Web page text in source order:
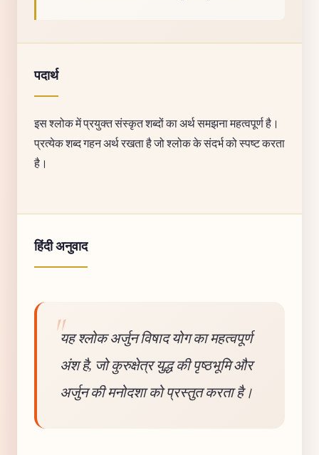
पदार्थ
इस श्लोक में प्रयुक्त संस्कृत शब्दों का अर्थ समझना महत्वपूर्ण है।
प्रत्येक शब्द गहन अर्थ रखता है जो श्लोक के संदर्भ को स्पष्ट करता
है।
हिंदी अनुवाद
यह श्लोक अर्जुन विषाद योग का महत्वपूर्ण
अंश है, जो कुरुक्षेत्र युद्ध की पृष्ठभूमि और
अर्जुन की मनोदशा को प्रस्तुत करता है।